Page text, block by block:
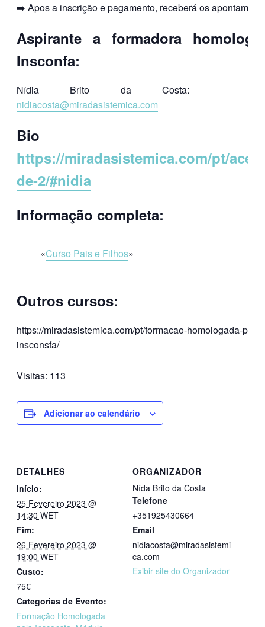
➡️ Apos a inscrição e pagamento, receberá os
Aspirante a formadora
Insconfa:
Nídia Brito da Costa:
nidiacosta@miradasistemica.com
Bio
https://miradasistemica.com/pt/
de-2/#nidia
Informação completa:
Curso Pais e Filhos
Outros cursos:
https://miradasistemica.com/pt/formacao-homologada-pela-
insconsfa/
Visitas: 113
Adicionar ao calendário
DETALHES
Início:
25 Fevereiro 2023 @
14:30 WET
Fim:
26 Fevereiro 2023 @
19:00 WET
Custo:
75€
Categorias de Evento:
Formação Homologada
ORGANIZADOR
Nída Brito da Costa
Telefone
+351925430664
Email
nidiacosta@miradasistemi
ca.com
Exibir site do Organizador